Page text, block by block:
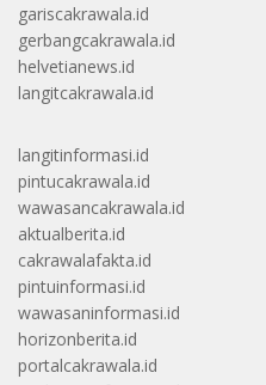
gariscakrawala.id
gerbangcakrawala.id
helvetianews.id
langitcakrawala.id
langitinformasi.id
pintucakrawala.id
wawasancakrawala.id
aktualberita.id
cakrawalafakta.id
pintuinformasi.id
wawasaninformasi.id
horizonberita.id
portalcakrawala.id